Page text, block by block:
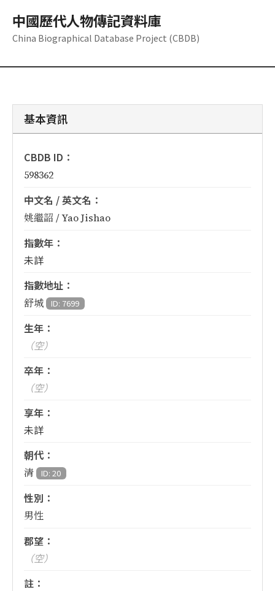
中國歷代人物傳記資料庫
China Biographical Database Project (CBDB)
基本資訊
CBDB ID：
598362
中文名 / 英文名：
姚繼韶 / Yao Jishao
指數年：
未詳
指數地址：
舒城 ID: 7699
生年：
（空）
卒年：
（空）
享年：
未詳
朝代：
清 ID: 20
性別：
男性
郡望：
（空）
註：